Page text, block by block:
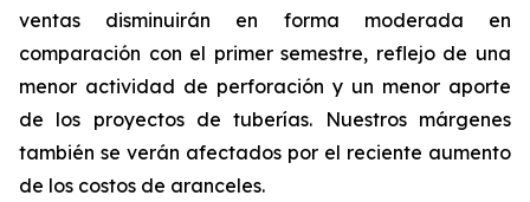
ventas disminuirán en forma moderada en
comparación con el primer semestre, reflejo de una
menor actividad de perforación y un menor aporte
de los proyectos de tuberías. Nuestros márgenes
también se verán afectados por el reciente aumento
de los costos de aranceles.